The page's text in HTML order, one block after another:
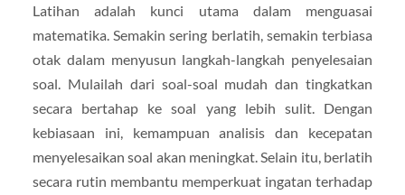
Latihan adalah kunci utama dalam menguasai
matematika. Semakin sering berlatih, semakin terbiasa
otak dalam menyusun langkah-langkah penyelesaian
soal. Mulailah dari soal-soal mudah dan tingkatkan
secara bertahap ke soal yang lebih sulit. Dengan
kebiasaan ini, kemampuan analisis dan kecepatan
menyelesaikan soal akan meningkat. Selain itu, berlatih
secara rutin membantu memperkuat ingatan terhadap